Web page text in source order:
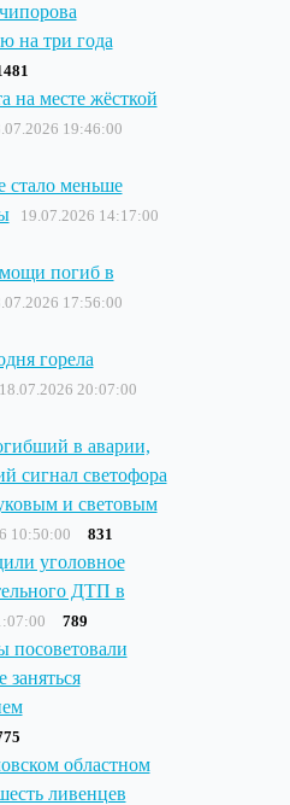
на три года
на месте жёсткой
19:46:00
стало меньше
19.07.2026 14:17:00
погиб в
17:56:00
горела
18.07.2026 20:07:00
в аварии,
сигнал светофора
и световым
10:50:00 831
уголовное
ДТП в
789
посоветовали
областном
ливенцев